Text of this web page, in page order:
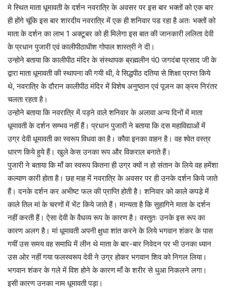
मे स्थित माता धूमावती के दर्शन नवरात्रि के अवसर पर इस बार भक्तों को एक बार
ही होंगे चूंकि इस बार शारदीय नवरात्रि में एक ही शनिवार पड रहा है अतः भक्तों को
माता के दर्शन का लाभ 1 अक्टूबर को ही मिलेगा इस बात की जानकारी ललिता देवी
के प्रधान पुजारी एवं कालीपीठाधीश गोपाल शास्त्री ने दी।
उन्होने बताया कि कालीपीठ मंदिर के संस्थापक ब्रह्मलीन पं0 जगदंबा प्रसाद जी के
द्वारा माता धूमावती की स्थापना की गयी थी, वे सिद्धपीठ दतिया से शिक्षा प्राप्त किये
थे, नवरात्रि के दौरान कालीपीठ मंदिर में विशेष अनुष्ठान एवं पूजन का क्रम निरंतर
चलता रहता है।
उन्होने बताया कि नवरात्रि में पड़ने वाले शनिवार के अलावा अन्य दिनों में माता
धूमावती के दर्शन सम्भव नहीं हैं। प्रधान पुजारी ने बताया कि दस महाविद्याओं में
उग्र देवी धूमावती का स्वरूप विधवा का है। कौवा इनका वाहन है। वह श्वेत वस्त्र
धारण किये हुये हैं। खुले केस उनका रूप और विकराल बनाते हैं।
पुजारी ने बताया कि माँ का स्वरूप कितना ही उग्र क्यों न हो संतान के लिये वह हमेंशा
कल्याण कारी होता है। छह माह में नवरात्रि के अवसर पर ही उनके दर्शन किये जाते
हैं। दनके दर्शन कर अभीष्ट फल की प्राप्ति होती है। शनिवार को काले कपडे़ में
काले तिल मां के चरणों में भेंट किये जाते हैं। मान्यता है कि सुहागिने माता के दर्शन
नहीं करती हैं। ऐसा देवी के वैधव्य रूप के कारण है। वस्तुतः उनके इस रूप का
कारण अलग है। मां धूमावती अपनी क्षुधा शांत करने के लिये भगवान शंकर के पास
गयीं उस समय वह समाधि में लीन थे माता के बार-बार निवेदन पर भी उनका ध्यान
उस ओर नहीं गया फलस्वरूप देवी ने उग्र होकर भगवान शिव को निगल लिया।
भगवान शंकर के गले में विश होने के कारण माँ के शरीर से धुआ निकलने लगा।
इसी कारण उनका नाम धूमावती पड़ा।